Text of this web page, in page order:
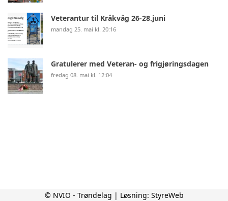
Veterantur til Kråkvåg 26-28.juni
mandag 25. mai kl. 20:16
Gratulerer med Veteran- og frigjøringsdagen
fredag 08. mai kl. 12:04
© NVIO - Trøndelag | Løsning: StyreWeb